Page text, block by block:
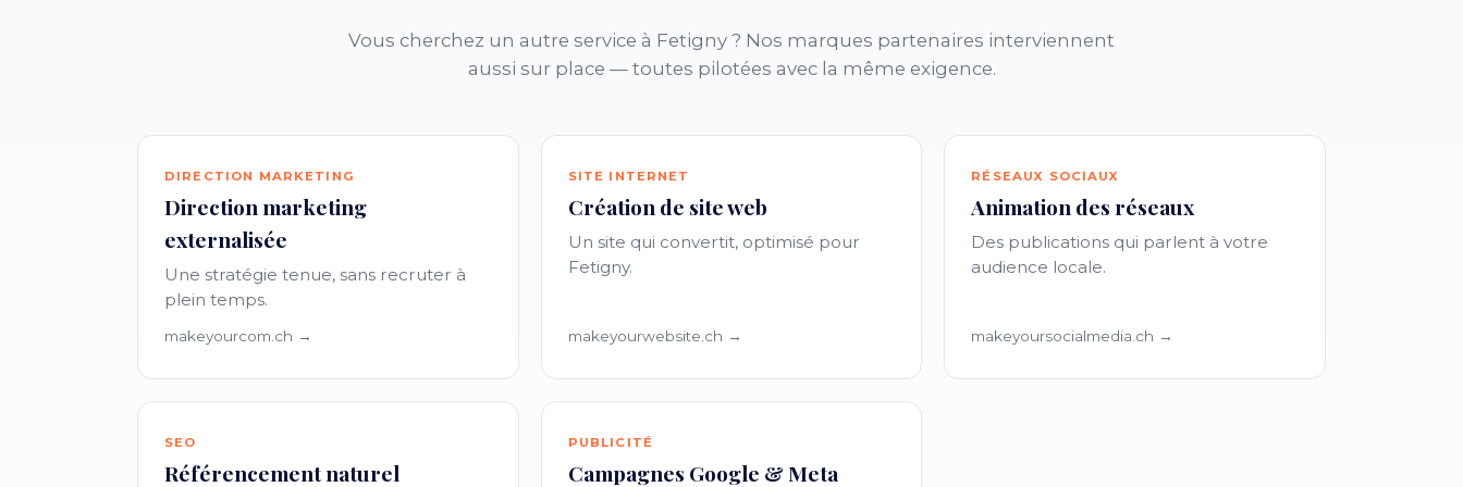
Vous cherchez un autre service à Fetigny ? Nos marques partenaires interviennent
aussi sur place — toutes pilotées avec la même exigence.
DIRECTION MARKETING
Direction marketing
externalisée
Une stratégie tenue, sans recruter à
plein temps.
makeyourcom.ch →
SITE INTERNET
Création de site web
Un site qui convertit, optimisé pour
Fetigny.
makeyourwebsite.ch →
RÉSEAUX SOCIAUX
Animation des réseaux
Des publications qui parlent à votre
audience locale.
makeyoursocialmedia.ch →
SEO
Référencement naturel
PUBLICITÉ
Campagnes Google & Meta